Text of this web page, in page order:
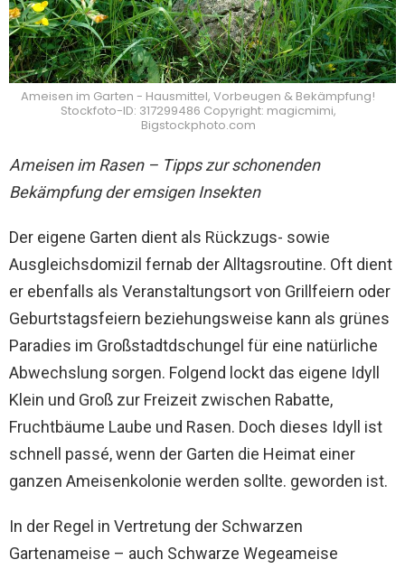
Ameisen im Garten - Hausmittel, Vorbeugen & Bekämpfung!
Stockfoto-ID: 317299486 Copyright: magicmimi,
Bigstockphoto.com
Ameisen im Rasen – Tipps zur schonenden
Bekämpfung der emsigen Insekten
Der eigene Garten dient als Rückzugs- sowie
Ausgleichsdomizil fernab der Alltagsroutine. Oft dient
er ebenfalls als Veranstaltungsort von Grillfeiern oder
Geburtstagsfeiern beziehungsweise kann als grünes
Paradies im Großstadtdschungel für eine natürliche
Abwechslung sorgen. Folgend lockt das eigene Idyll
Klein und Groß zur Freizeit zwischen Rabatte,
Fruchtbäume Laube und Rasen. Doch dieses Idyll ist
schnell passé, wenn der Garten die Heimat einer
ganzen Ameisenkolonie werden sollte. geworden ist.
In der Regel in Vertretung der Schwarzen
Gartenameise – auch Schwarze Wegeameise